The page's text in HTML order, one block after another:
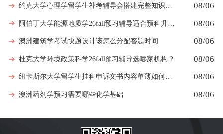
08/06
阿伯丁大学能源地质学26fall预习辅导适合预科升本科吗 08/06
澳洲建筑学考试快题设计该怎么分配答题时间 08/06
杜克大学环境政策科学26fall预习辅导选哪家机构？ 08/06
纽卡斯尔大学留学生挂科申诉文书内容单薄如何充实材料 08/06
澳洲药剂学预习需要哪些化学基础 08/06